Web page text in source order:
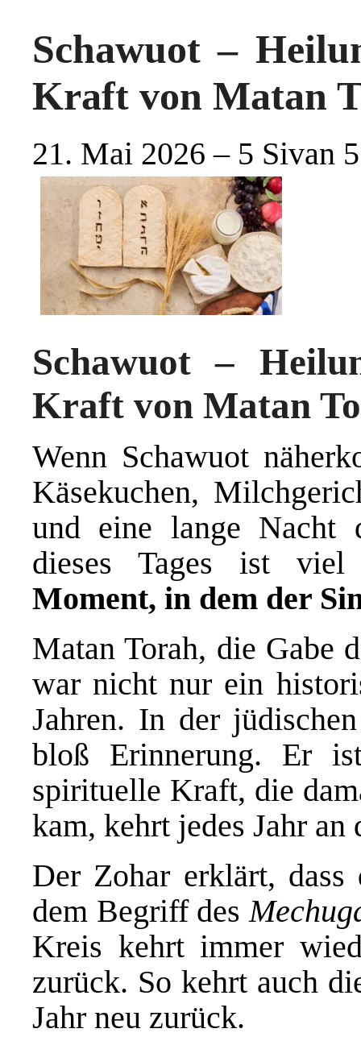
Schawuot –
Kraft von Matan
21. Mai 2026 – 5 Sivan
Schawuot –
Kraft von Matan
Wenn Schawuot
Käsekuchen,
und eine lange Nacht
dieses Tages ist
Moment, in dem der
Matan Torah, die Gabe
war nicht nur ein
Jahren. In der
bloß Erinnerung. Er
spirituelle Kraft, die
kam, kehrt jedes Jahr an
Der Zohar erklärt,
dem Begriff des
Kreis kehrt immer
zurück. So kehrt auch
Jahr neu zurück.